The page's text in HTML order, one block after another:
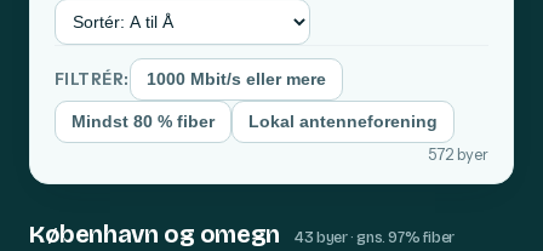
FILTRÉR: 1000 Mbit/s eller mere
Mindst 80 % fiber
Lokal antenneforening
572 byer
København og omegn 43 byer · gns. 97% fiber